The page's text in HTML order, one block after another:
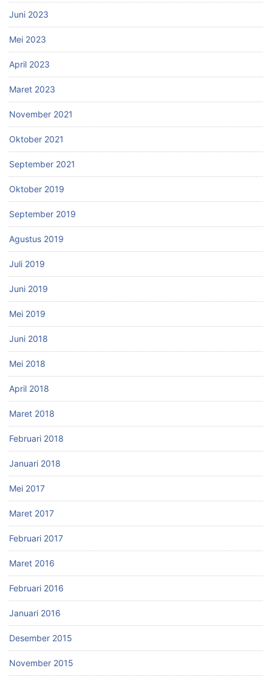
Juni 2023
Mei 2023
April 2023
Maret 2023
November 2021
Oktober 2021
September 2021
Oktober 2019
September 2019
Agustus 2019
Juli 2019
Juni 2019
Mei 2019
Juni 2018
Mei 2018
April 2018
Maret 2018
Februari 2018
Januari 2018
Mei 2017
Maret 2017
Februari 2017
Maret 2016
Februari 2016
Januari 2016
Desember 2015
November 2015